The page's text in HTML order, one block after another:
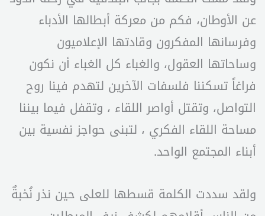
عن الأوطان، فكم من معركة أبطالها الأدباء
وفرسانها المفكرون وقادتها الإعلاميون
وساحاتها العقول، والغباء كل الغباء أن نكون
فراغاً تسكننا فلسفات الآخرين لتهدم فينا روح
التواصل، وتقتل أواصر اللقاء ، وتقفل فيما بيننا
مساحة اللقاء الفكري ، لتبنى حواجز نفسية بين
أبناء المجتمع الواحد.
ولقد سددت الكلمة قسطها للعلى حين نذر نُخبةٌ